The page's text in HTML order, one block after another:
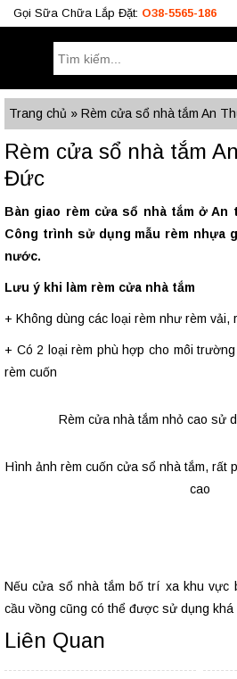
Gọi Sữa Chữa Lắp Đặt: O38-5565-186
Tìm
kiếm:
Công Trình BÁO GIÁ RÈM
O38.5565.186
Trang chủ » Rèm cửa sổ nhà tắm An
Rèm cửa sổ nhà tắm
Đức
Bàn giao rèm cửa sổ nhà tắm ở An
Công trình sử dụng mẫu rèm nhựa
nước.
Lưu ý khi làm rèm cửa nhà tắm
+ Không dùng các loại rèm như rèm vải,
+ Có 2 loại rèm phù hợp cho môi
rèm cuốn
Rèm cửa nhà tắm nhỏ cao sử
Hình ảnh rèm cuốn cửa sổ nhà tắm, rất
cao
Nếu cửa sổ nhà tắm bố trí xa khu vực
cầu vồng cũng có thể được sử dụng khá
Liên Quan